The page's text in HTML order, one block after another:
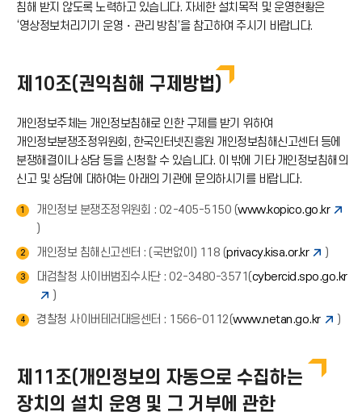
이
침해 받지 않도록 노력하고 있습니다. 자세한 설치목적 및 운영현황은
‘영상정보처리기기 운영・관리 방침’을 참고하여 주시기 바랍니다.
제10조(권익침해 구제방법)
개인정보주체는 개인정보침해로 인한 구제를 받기 위하여
개인정보분쟁조정위원회, 한국인터넷진흥원 개인정보침해신고센터 등에
분쟁해결이나 상담 등을 신청할 수 있습니다. 이 밖에 기타 개인정보침해의
신고 및 상담에 대하여는 아래의 기관에 문의하시기를 바랍니다.
1 개인정보 분쟁조정위원회 : 02-405-5150 (www.kopico.go.kr
)
2 개인정보 침해신고센터 : (국번없이) 118 (privacy.kisa.or.kr )
3 대검찰청 사이버범죄수사단 : 02-3480-3571(cybercid.spo.go.kr
)
4 경찰청 사이버테러대응센터 : 1566-0112(www.netan.go.kr )
제11조(개인정보의 자동으로 수집하는
장치의 설치 운영 및 그 거부에 관한